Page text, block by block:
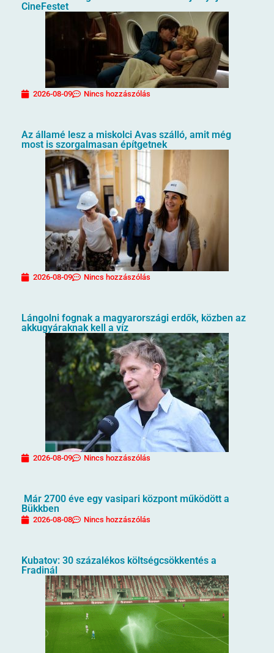
CineFestet
2026-08-09 Nincs hozzászólás
Az államé lesz a miskolci Avas szálló, amit még
most is szorgalmasan építgetnek
2026-08-09 Nincs hozzászólás
Lángolni fognak a magyarországi erdők, közben az
akkugyáraknak kell a víz
2026-08-09 Nincs hozzászólás
Már 2700 éve egy vasipari központ működött a
Bükkben
2026-08-08 Nincs hozzászólás
Kubatov: 30 százalékos költségcsökkentés a
Fradinál